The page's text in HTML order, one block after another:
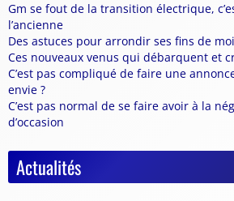
Gm se fout de la transition électrique,
l’ancienne
Des astuces pour arrondir ses fins de
Ces nouveaux venus qui débarquent et
C’est pas compliqué de faire une
envie ?
C’est pas normal de se faire avoir à la
d’occasion
Actualités